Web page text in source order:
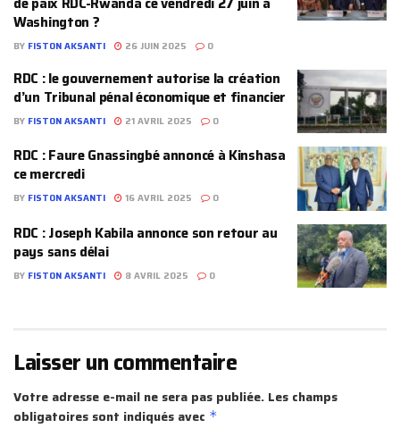
Washington ?
BY FISTON AKSANTI 26 JUIN 2025 0
RDC : le gouvernement autorise la création
d’un Tribunal pénal économique et financier
BY FISTON AKSANTI 21 AVRIL 2025 0
RDC : Faure Gnassingbé annoncé à Kinshasa
ce mercredi
BY FISTON AKSANTI 16 AVRIL 2025 0
RDC : Joseph Kabila annonce son retour au
pays sans délai
BY FISTON AKSANTI 8 AVRIL 2025 0
Laisser un commentaire
Votre adresse e-mail ne sera pas publiée. Les champs
obligatoires sont indiqués avec *